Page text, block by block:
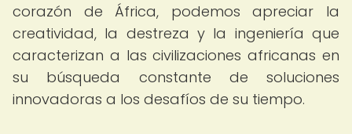
corazón de África, podemos apreciar la
creatividad, la destreza y la ingeniería que
caracterizan a las civilizaciones africanas en
su búsqueda constante de soluciones
innovadoras a los desafíos de su tiempo.